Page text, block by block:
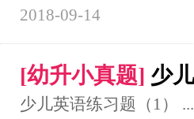
2018-09-14
[幼升小真题] 少
少儿英语练习题（1） ...